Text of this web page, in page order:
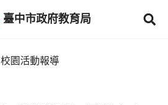
臺中市政府教育局
校園活動報導